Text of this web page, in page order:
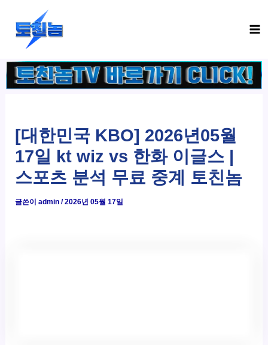
건
너
[대한민국 KBO] 2026년05월
17일 kt wiz vs 한화 이글스 |
스포츠 분석 무료 중계 토친놈
글쓴이admin/2026년 05월 17일